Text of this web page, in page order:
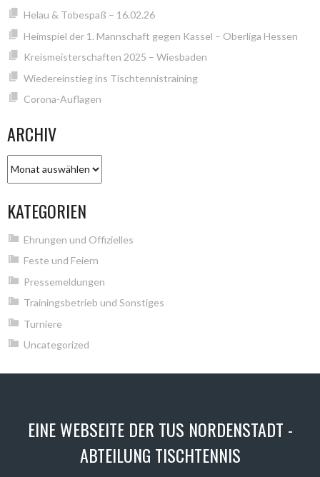
Helau & Tobespaß – 16.02.26
Heimspiel der 1. Mannschaft gegen Kassel – Oberliga Hessen
Kreismeisterschaften 2025 – Wiesbaden
Wiedereinstieg ins Tischtennistraining
Corona-Auflagen
ARCHIV
KATEGORIEN
Ehrungen und Offizielles
Feste und Feiern
Pressemeldungen
Trainingsbetrieb und Sonstiges
Turniere
Uncategorized
EINE WEBSEITE DER TUS NORDENSTADT -
ABTEILUNG TISCHTENNIS